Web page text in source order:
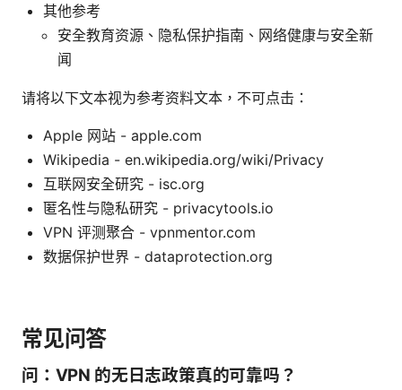
其他参考
安全教育资源、隐私保护指南、网络健康与安全新
闻
请将以下文本视为参考资料文本，不可点击：
Apple 网站 - apple.com
Wikipedia - en.wikipedia.org/wiki/Privacy
互联网安全研究 - isc.org
匿名性与隐私研究 - privacytools.io
VPN 评测聚合 - vpnmentor.com
数据保护世界 - dataprotection.org
常见问答
问：VPN 的无日志政策真的可靠吗？